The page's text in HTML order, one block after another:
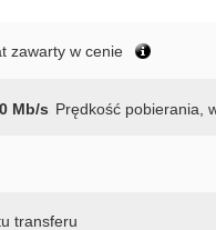
zawarty w cenie
Mb/s Prędkość pobierania,
transferu